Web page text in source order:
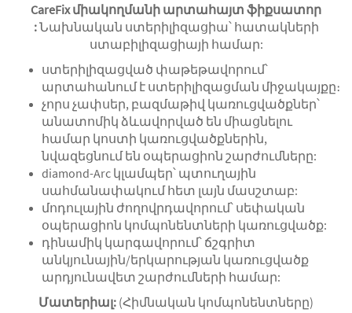
CareFix միակողմանի արտահայտ ֆիքսատոր
:Նախնական ստերիլիզացիա՝ հատակների
ստաբիլիզացիայի համար:
ստերիլիզացված փաթեթավորում՝
արտահանում է ստերիլիզացման միջակայքը։
չորս չափսեր, բազմաթիվ կառուցվածքներ՝
անատոմիկ ձևավորված են միացնելու
համար կոստի կառուցվածքներին,
նվազեցնում են օպերացիոն շարժումները:
diamond-Arc կլամպեր՝ պտուղային
սահմանափակում հետ լայն մասշտաբ:
մոդուլային ժողովրդավորում՝ սեփական
օպերացիոն կոմպոնենտների կառուցվածք:
դինամիկ կարգավորում՝ ճշգրիտ
անկյունային/երկարության կառուցվածք
արդյունավետ շարժումների համար:
Մատերիալ: (Հիմնական կոմպոնենտները)